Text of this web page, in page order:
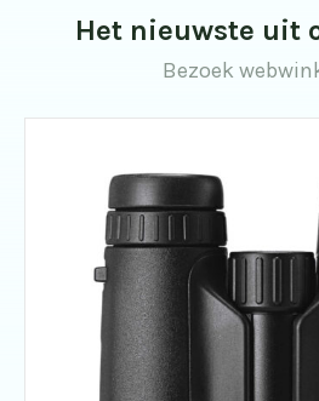
Het nieuwste uit
Bezoek